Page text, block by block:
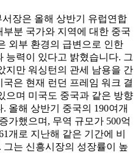
장은 올해 상반기 유럽연합
분 국가와 지역에 대한 중국
외부 환경의 급변으로 인한
능력이 있다고 밝혔습니다. 그
지만 워싱턴의 관세 남용을 간
은 현재 런던 프레임 워크 결
으며 미국도 중국과 같은 방향
올해 상반기 중국의 190여개
가했으며, 무역 규모가 500억
개로 지난해 같은 기간에 비
는 신흥시장의 성장률이 높